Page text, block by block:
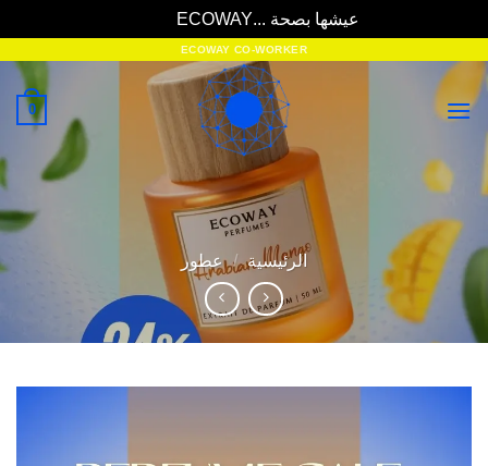
عيشها بصحة ...ECOWAY
للمحتوى
ECOWAY CO-WORKER
0
الرئيسية / عطور